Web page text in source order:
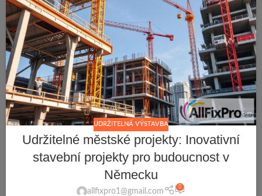
UDRŽITELNÁ VÝSTAVBA
Udržitelné městské projekty: Inovativní
stavební projekty pro budoucnost v
Německu
allfixpro1@gmail.com
0